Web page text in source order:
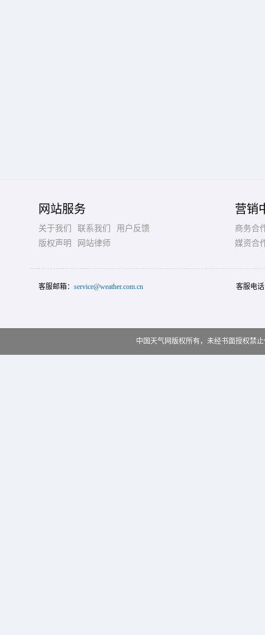
网站服务
关于我们 联系我们
用户反馈
版权声明
网站律师
营销
商务合
媒资合
客服邮箱： service@weather.com.cn 客服电
中国天气网版权所有，未经书面授权